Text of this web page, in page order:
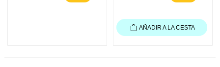
AÑADIR A LA CESTA